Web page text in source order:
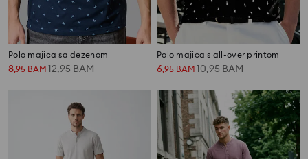
Polo majica sa dezenom
8,95 BAM 12,95BAM
Polo majica s all-over printom
6,95 BAM 10,95BAM